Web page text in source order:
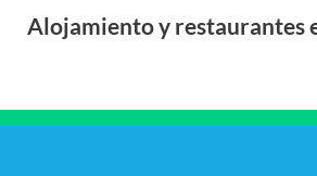
Alojamiento y restaurantes